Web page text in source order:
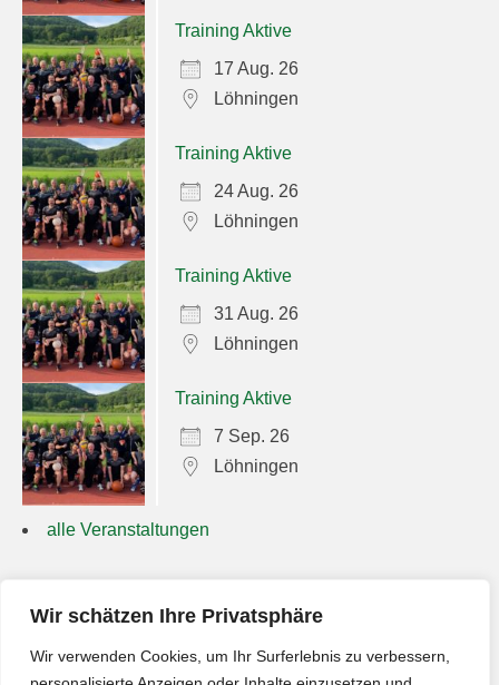
Wir schätzen Ihre Privatsphäre
Wir verwenden Cookies, um Ihr Surferlebnis zu verbessern,
Training Aktive
17 Aug. 26
Löhningen
Training Aktive
24 Aug. 26
Löhningen
Training Aktive
31 Aug. 26
Löhningen
Training Aktive
7 Sep. 26
Löhningen
alle Veranstaltungen